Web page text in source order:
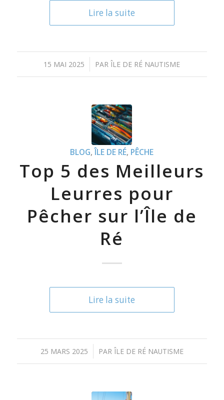
Lire la suite
15 MAI 2025
/ PARÎLE DE RÉ NAUTISME
BLOG,ÎLE DE RÉ, PÊCHE
Top 5 des Meilleurs
Leurres pour
Pêcher sur l’Île de
Ré
Lire la suite
25 MARS 2025
/ PAR ÎLE DE RÉ NAUTISME